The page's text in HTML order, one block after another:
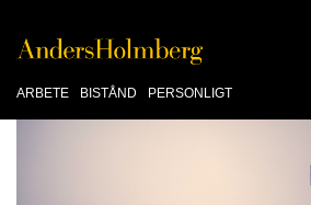
ARBETE BISTÅND PERSONLIGT